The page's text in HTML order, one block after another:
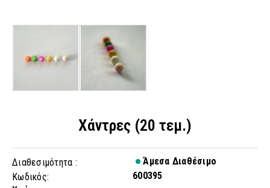
Χάντρες (20 τεμ.)
Διαθεσιμότητα :
Άμεσα Διαθέσιμο
Κωδικός:
600395